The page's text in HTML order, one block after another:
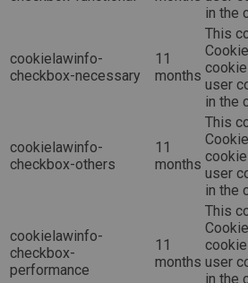
in the
cookielawinfo-
checkbox-necessary
11
months
This
user
in the
cookielawinfo-
checkbox-others
11
months
This
user
in the
cookielawinfo-
checkbox-
performance
11
months
This
user
in the